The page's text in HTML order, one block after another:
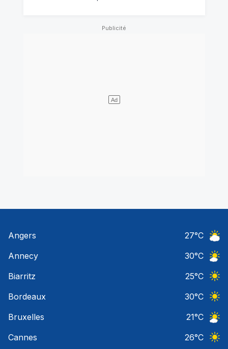
Angers 27°C
Annecy
30°C
Biarritz
25°C
Bordeaux
30°C
Bruxelles
21°C
Cannes
26°C